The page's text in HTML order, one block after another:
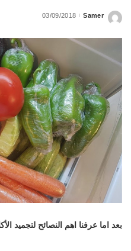
Posted
Samer
03/09/2018
بعد اما عرفنا اهم النصائح لتجميد